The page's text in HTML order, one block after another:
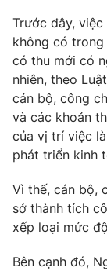
Sản phẩm
Thị trường
Tư vấn
Giao lưu trực
Lịch phát
Chuyên mục khác
Emagazine
Photo
Trước đây,
không có
có thu mới có
nhiên, theo
cán bộ, công
và các khoản
của vị trí việc
phát triển kinh
Vì thế, cán bộ,
sở thành tích
xếp loại mức
Bên cạnh đó,